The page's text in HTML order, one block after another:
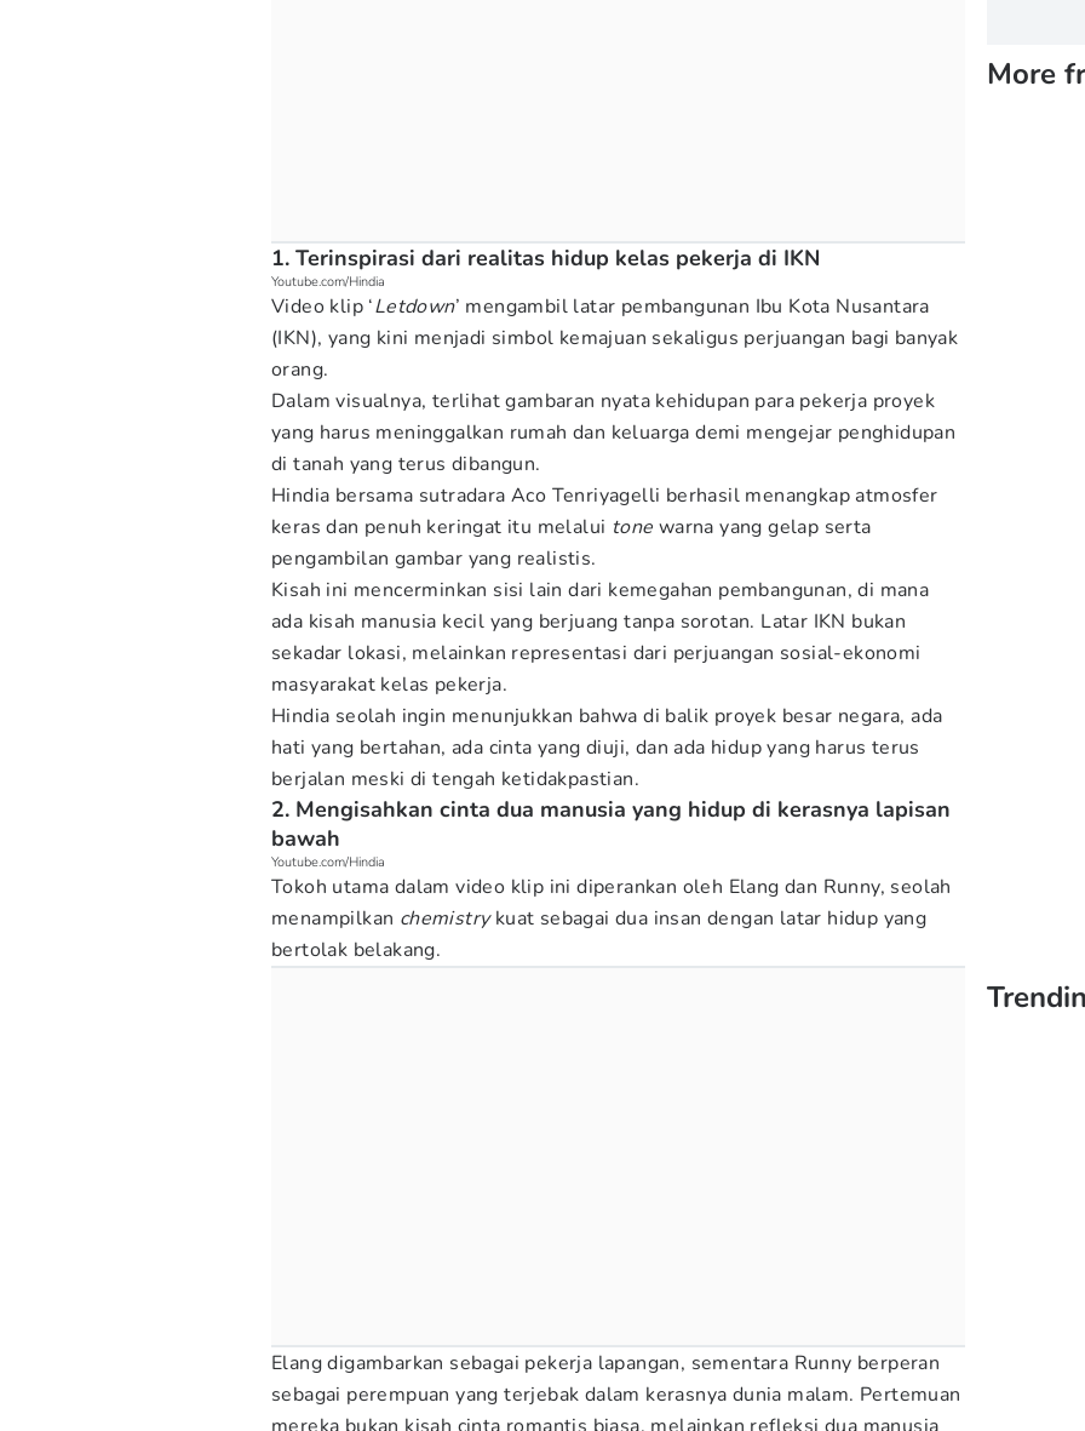
1. Terinspirasi dari realitas hidup kelas pekerja di IKN
Youtube.com/Hindia
Video klip ‘Letdown’ mengambil latar pembangunan Ibu Kota Nusantara
(IKN), yang kini menjadi simbol kemajuan sekaligus perjuangan bagi banyak
orang.
Dalam visualnya, terlihat gambaran nyata kehidupan para pekerja proyek
yang harus meninggalkan rumah dan keluarga demi mengejar penghidupan
di tanah yang terus dibangun.
Hindia bersama sutradara Aco Tenriyagelli berhasil menangkap atmosfer
keras dan penuh keringat itu melalui tone warna yang gelap serta
pengambilan gambar yang realistis.
Kisah ini mencerminkan sisi lain dari kemegahan pembangunan, di mana
ada kisah manusia kecil yang berjuang tanpa sorotan. Latar IKN bukan
sekadar lokasi, melainkan representasi dari perjuangan sosial-ekonomi
masyarakat kelas pekerja.
Hindia seolah ingin menunjukkan bahwa di balik proyek besar negara, ada
hati yang bertahan, ada cinta yang diuji, dan ada hidup yang harus terus
berjalan meski di tengah ketidakpastian.
2. Mengisahkan cinta dua manusia yang hidup di kerasnya lapisan
bawah
Youtube.com/Hindia
Tokoh utama dalam video klip ini diperankan oleh Elang dan Runny, seolah
menampilkan chemistrykuat sebagai dua insan dengan latar hidup yang
bertolak belakang.
Elang digambarkan sebagai pekerja lapangan, sementara Runny berperan
sebagai perempuan yang terjebak dalam kerasnya dunia malam. Pertemuan
More